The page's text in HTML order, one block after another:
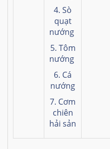
4. Sò
quạt
nướng
5. Tôm
nướng
6. Cá
nướng
7. Cơm
chiên
hải sản